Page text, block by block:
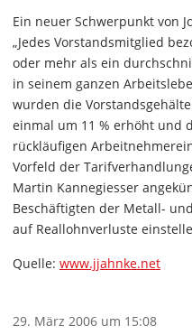
Ein neuer Schwerpunkt von
„Jedes Vorstandsmitglied
oder mehr als ein
in seinem ganzen
wurden die
einmal um 11 % erhöht und
rückläufigen
Vorfeld der
Martin Kannegiesser
Beschäftigten der Metall-
auf Reallohnverluste
Quelle: www.jjahnke.net
29. März 2006 um 15:08